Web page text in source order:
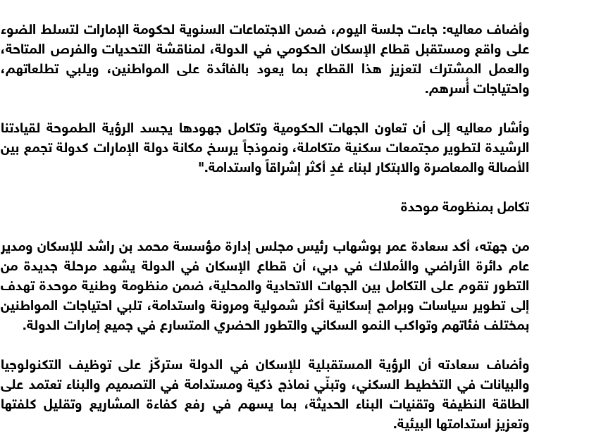
وأضاف معاليه: جاءت جلسة اليوم، ضمن الاجتماعات السنوية لحكومة الإمارات لتسلط الضوء
على واقع ومستقبل قطاع الإسكان الحكومي في الدولة، لمناقشة التحديات والفرص المتاحة،
والعمل المشترك لتعزيز هذا القطاع بما يعود بالفائدة على المواطنين، ويلبي تطلعاتهم،
واحتياجات أُسرهم.
وأشار معاليه إلى أن تعاون الجهات الحكومية وتكامل جهودها يجسد الرؤية الطموحة لقيادتنا
الرشيدة لتطوير مجتمعات سكنية متكاملة، ونموذجاً يرسخ مكانة دولة الإمارات كدولة تجمع بين
الأصالة والمعاصرة والابتكار لبناء غدٍ أكثر إشراقاً واستدامة."
تكامل بمنظومة موحدة
من جهته، أكد سعادة عمر بوشهاب رئيس مجلس إدارة مؤسسة محمد بن راشد للإسكان ومدير
عام دائرة الأراضي والأملاك في دبي، أن قطاع الإسكان في الدولة يشهد مرحلة جديدة من
التطور تقوم على التكامل بين الجهات الاتحادية والمحلية، ضمن منظومة وطنية موحدة تهدف
إلى تطوير سياسات وبرامج إسكانية أكثر شمولية ومرونة واستدامة، تلبي احتياجات المواطنين
بمختلف فئاتهم وتواكب النمو السكاني والتطور الحضري المتسارع في جميع إمارات الدولة.
وأضاف سعادته أن الرؤية المستقبلية للإسكان في الدولة ستركّز على توظيف التكنولوجيا
والبيانات في التخطيط السكني، وتبنّي نماذج ذكية ومستدامة في التصميم والبناء تعتمد على
الطاقة النظيفة وتقنيات البناء الحديثة، بما يسهم في رفع كفاءة المشاريع وتقليل كلفتها
وتعزيز استدامتها البيئية.